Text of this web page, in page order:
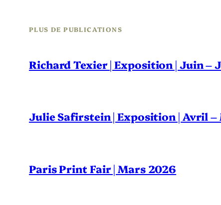
PLUS DE PUBLICATIONS
Richard Texier | Exposition | Juin –
Julie Safirstein | Exposition | Avril –
Paris Print Fair | Mars 2026